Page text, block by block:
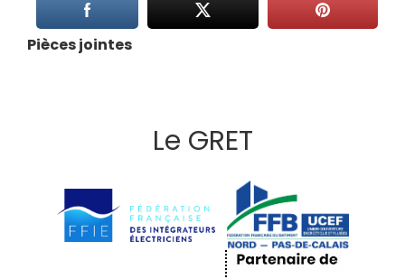
Pièces jointes
Le GRET